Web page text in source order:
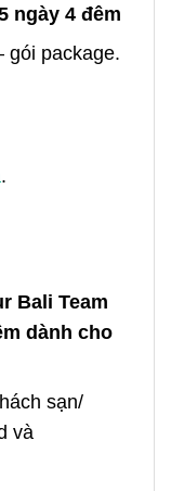
ngày 4 đêm
gói package.
.
Bali Team
dành cho
sạn/
và